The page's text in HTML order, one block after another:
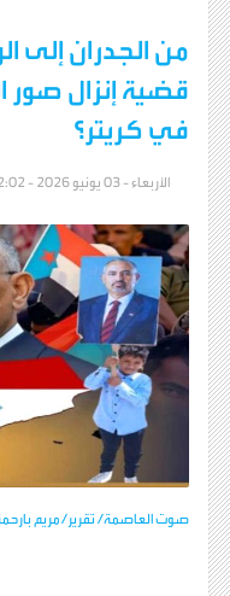
من الجدران إلى
قضية إنزال صور
في كريتر؟
الأربعاء - 03 يونيو 2026 - 12:02 ص
صوت العاصمة/ تقرير/ مريم